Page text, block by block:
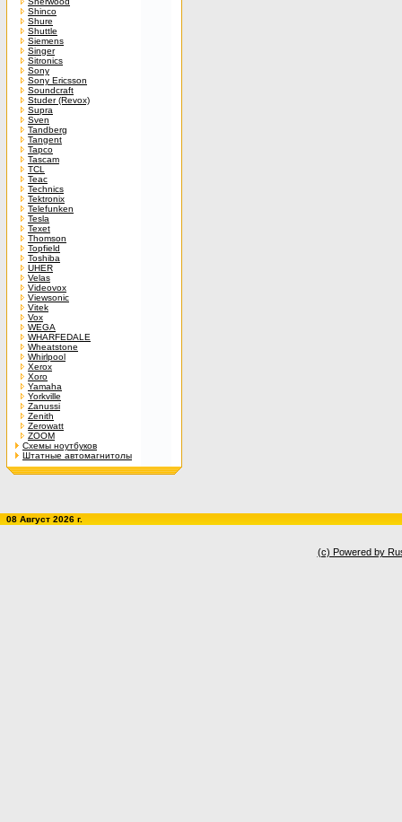
Shinco
Shure
Shuttle
Siemens
Singer
Sitronics
Sony
Sony Ericsson
Soundcraft
Studer (Revox)
Supra
Sven
Tandberg
Tangent
Tapco
Tascam
TCL
Teac
Technics
Tektronix
Telefunken
Tesla
Texet
Thomson
Topfield
Toshiba
UHER
Velas
Videovox
Viewsonic
Vitek
Vox
WEGA
WHARFEDALE
Wheatstone
Whirlpool
Xerox
Xoro
Yamaha
Yorkville
Zanussi
Zenith
Zerowatt
ZOOM
Схемы ноутбуков
Штатные автомагнитолы
08 Август 2026 г.
(c) Powered by